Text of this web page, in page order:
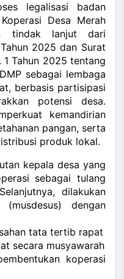
legalisasi badan
Desa Merah
tindak lanjut dari
2025 dan Surat
1 Tahun 2025 tentang
sebagai lembaga
berbasis partisipasi
potensi desa.
kemandirian
pangan, serta
produk lokal.
kepala desa yang
sebagai tulang
dilakukan
(musdesus) dengan
tata tertib rapat
secara musyawarah
koperasi